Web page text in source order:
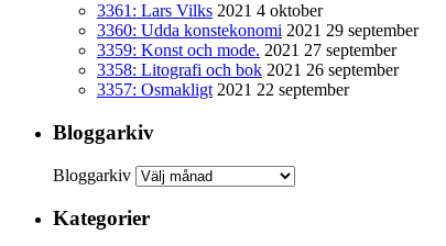
3361: Lars Vilks 2021 4 oktober
3360: Udda konstekonomi 2021 29 september
3359: Konst och mode. 2021 27 september
3358: Litografi och bok 2021 26 september
3357: Osmakligt 2021 22 september
Bloggarkiv
Bloggarkiv
Kategorier